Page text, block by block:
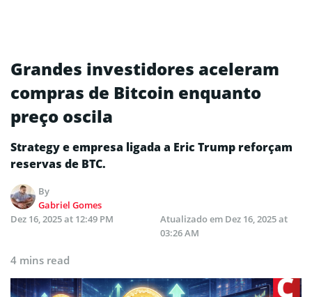
Grandes investidores aceleram
compras de Bitcoin enquanto
preço oscila
Strategy e empresa ligada a Eric Trump reforçam
reservas de BTC.
By
Gabriel Gomes
Dez 16, 2025 at 12:49 PM
Atualizado em Dez 16, 2025 at
03:26 AM
4 mins read